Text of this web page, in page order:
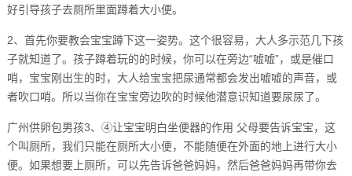
好引导孩子去厕所里面蹲着大小便。
2、首先你要教会宝宝蹲下这一姿势。这个很容易，大人多示范几下孩
子就知道了。孩子蹲着玩的的时候，你可以在旁边“嘘嘘”，或是催口
哨，宝宝刚出生的时，大人给宝宝把尿通常都会发出嘘嘘的声音，或
者吹口哨。所以当你在宝宝旁边吹的时候他潜意识知道要尿尿了。
广州供卵包男孩3、④让宝宝明白坐便器的作用 父母要告诉宝宝，这
个叫厕所，我们只能在厕所大小便，不能随便在外面的地上进行大小
便。如果想要上厕所，可以先告诉爸爸妈妈，然后爸爸妈妈再带你去